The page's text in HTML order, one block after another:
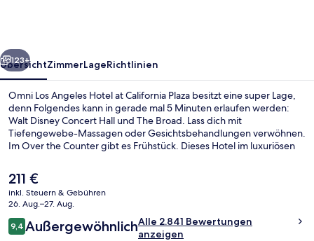
Plaza
Weiter
123+
ÜbersichtZimmerLageRichtlinien
Omni Los Angeles Hotel at California Plaza besitzt eine super Lage,
denn Folgendes kann in gerade mal 5 Minuten erlaufen werden:
Walt Disney Concert Hall und The Broad. Lass dich mit
Tiefengewebe-Massagen oder Gesichtsbehandlungen verwöhnen.
Im Over the Counter gibt es Frühstück. Dieses Hotel im luxuriösen
sowie einen rund um die Uhr geöffneten Fitnessbereich. Anderen
Reisenden gefallen die bequemen Betten und das hilfsbereite
Personal sehr gut. Die Unterkunft ist nur einen kurzen Fußmarsch
von den öffentlichen Verkehrsmitteln entfernt: Zur U-Bahn läuft
man 5 Minuten (Grand Avenue Arts/Bunker Hill Station) bzw. 6
Minuten (Station Civic Center/Grand Park).
Der
aktuelle
Preis
211 €.
211 €
inkl. Steuern & Gebühren
26. Aug.–27. Aug.
Bewertungen
9,49,4 von 10.
AußergewöhnlichAlle 2.841 Bewertungen
anzeigen